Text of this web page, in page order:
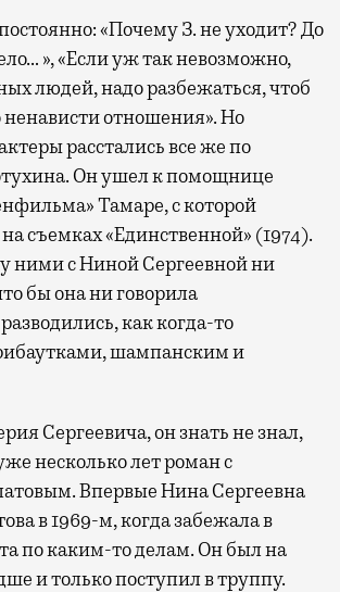
«Почему З. не уходит? До
», «Если уж так невозможно,
людей, надо разбежаться, чтоб
ненависти отношения». Но
расстались все же по
Он ушел к помощнице
Тамаре, с которой
съемках «Единственной» (1974).
ними с Ниной Сергеевной ни
бы она ни говорила
как когда-то
шампанским и
Сергеевича, он знать не знал,
несколько лет роман с
Впервые Нина Сергеевна
в 1969-м, когда забежала в
по каким-то делам. Он был на
и только поступил в труппу.